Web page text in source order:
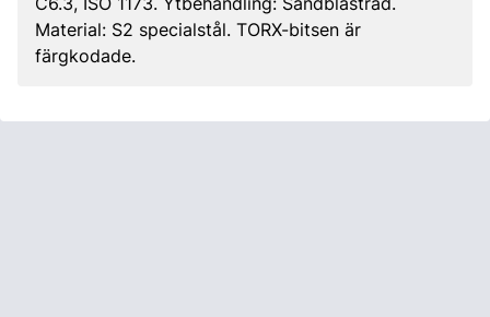
Material: S2 specialstål. TORX-bitsen är
färgkodade.